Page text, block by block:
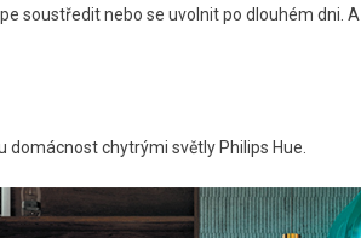
soustředit nebo se uvolnit po dlouhém dni.
domácnost chytrými světly Philips Hue.